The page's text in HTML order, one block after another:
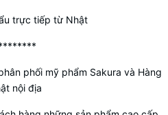
trực tiếp từ Nhật
phối mỹ phẩm Sakura và Hàng
nội địa